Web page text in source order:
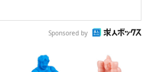
Sponsored by